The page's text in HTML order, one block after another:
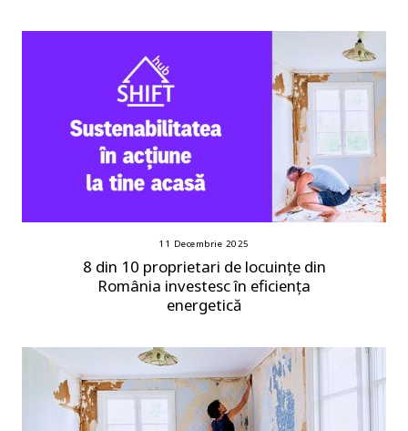
11 Decembrie 2025
8 din 10 proprietari de locuințe din
România investesc în eficiența
energetică